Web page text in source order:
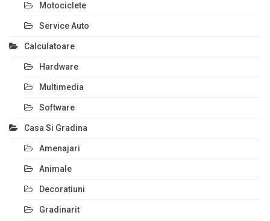
Motociclete
Service Auto
Calculatoare
Hardware
Multimedia
Software
Casa Si Gradina
Amenajari
Animale
Decoratiuni
Gradinarit